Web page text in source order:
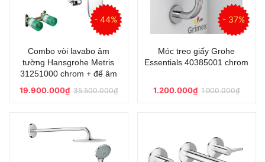
- 44%
Combo vòi lavabo âm
tường Hansgrohe Metris
31251000 chrom + đế âm
19.900.000₫ 35.500.000₫
- 37%
Móc treo giấy Grohe
Essentials 40385001 chrom
1.200.000₫1.900.000₫